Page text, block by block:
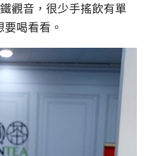
觀音，很少手搖飲有單
喝看看。